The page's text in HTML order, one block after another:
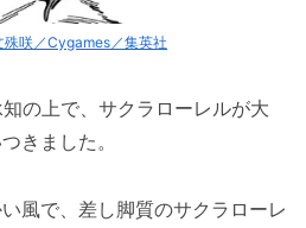
殊咲／Cygames／集英社
の上で、サクラローレルが大
きました。
風で、差し脚質のサクラローレ